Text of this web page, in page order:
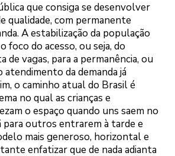
que consiga se desenvolver
qualidade, com permanente
A estabilização da população
foco do acesso, ou seja, do
de vagas, para a permanência, ou
atendimento da demanda já
o caminho atual do Brasil é
no qual as crianças e
o espaço quando uns saem no
para outros entrarem à tarde e
mais generoso, horizontal e
enfatizar que de nada adianta